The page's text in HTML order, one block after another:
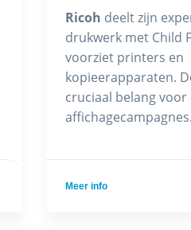
Ricoh deelt zijn
drukwerk met Child
voorziet printers en
kopieerapparaten.
cruciaal belang voor
affichagecampagnes.
Meer info